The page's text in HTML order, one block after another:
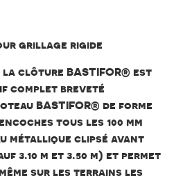
grillage rigide
clôture BASTIFOR® est
complet breveté
BASTIFOR® de forme
tous les 100 mm
métallique clipsé avant
3.10 m et 3.50 m) et permet
sur les terrains les